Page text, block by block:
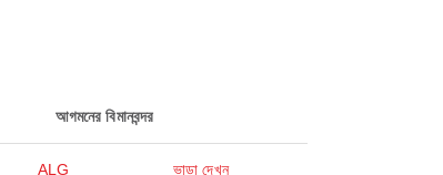
আগমনের বিমানবন্দর
ALG ভাড়া দেখুন